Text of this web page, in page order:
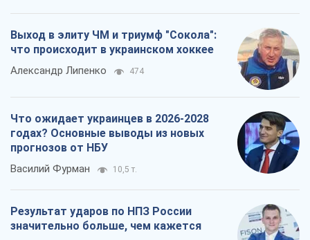
Выход в элиту ЧМ и триумф "Сокола":
что происходит в украинском хоккее
Александр Липенко 474
Что ожидает украинцев в 2026-2028
годах? Основные выводы из новых
прогнозов от НБУ
Василий Фурман 10,5 т.
Результат ударов по НПЗ России
значительно больше, чем кажется